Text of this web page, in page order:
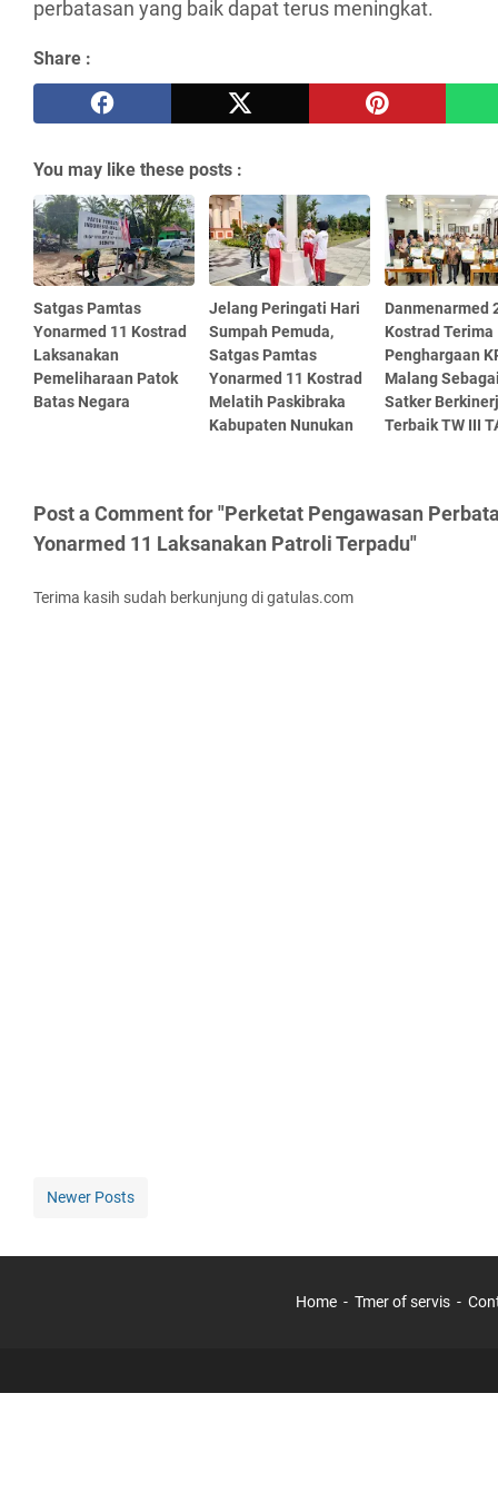
perbatasan yang baik dapat terus meningkat.
Share :
You may like these posts :
Satgas Pamtas
Yonarmed 11 Kostrad
Laksanakan
Pemeliharaan Patok
Batas Negara
Jelang Peringati Hari
Sumpah Pemuda,
Satgas Pamtas
Yonarmed 11 Kostrad
Melatih Paskibraka
Kabupaten Nunukan
Danmenarmed
Kostrad Terima
Penghargaan
Malang
Satker
Terbaik TW III
Post a Comment for "Perketat Pengawasan
Yonarmed 11 Laksanakan Patroli Terpadu"
Terima kasih sudah berkunjung di gatulas.com
Newer Posts
Home Tmer of servis